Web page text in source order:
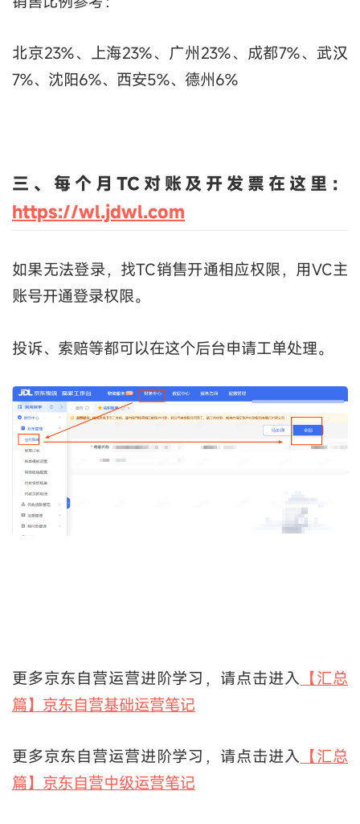
北京23%、上海23%、广州23%、成都7%、武汉
7%、沈阳6%、西安5%、德州6%
三、每个月TC对账及开发票在这里 ：
https://wl.jdwl.com
如果无法登录，找TC销售开通相应权限，用VC主
账号开通登录权限。
投诉、索赔等都可以在这个后台申请工单处理。
更多京东自营运营进阶学习，请点击进入 【汇总
篇】京东自营基础运营笔记
更多京东自营运营进阶学习，请点击进入 【汇总
篇】京东自营中级运营笔记